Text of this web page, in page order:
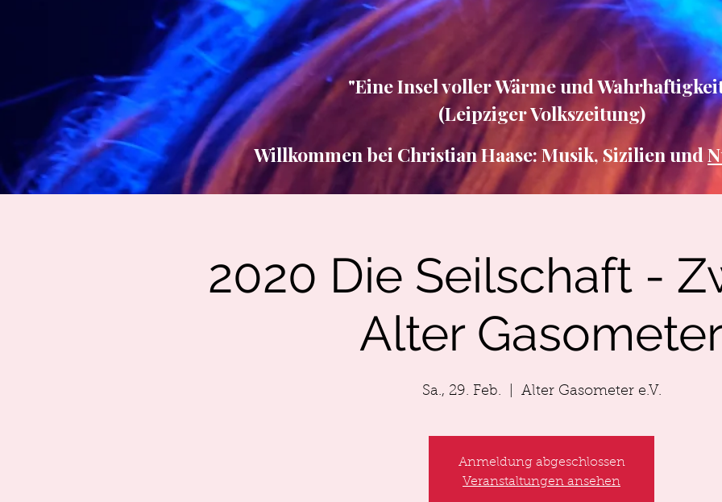
"Eine Insel voller Wärme und
(Leipziger Volkszeitung)
Willkommen bei Christian Haase: Musik, Sizilien und
2020 Die Seilschaft -
Alter
Sa., 29. Feb. Alter Gasometer e.V.
Anmeldung abgeschlossen
Veranstaltungen ansehen